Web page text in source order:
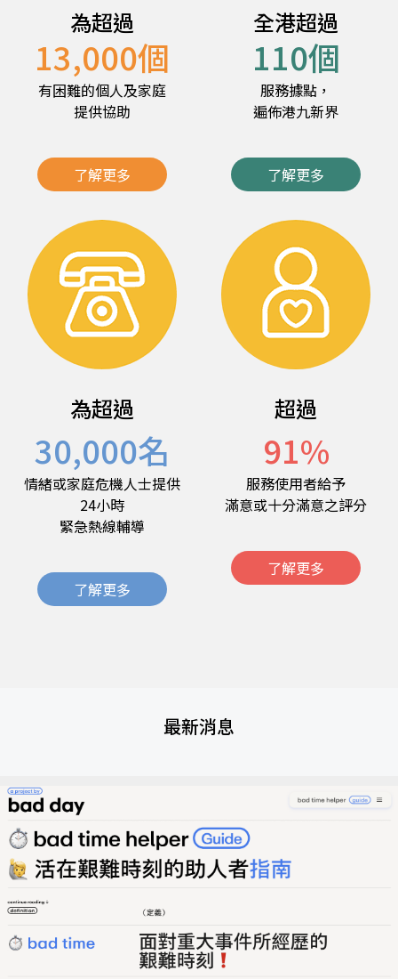
為超過
13,000個
有困難的個人及家庭
提供協助
了解更多
全港超過
110個
服務據點，
遍佈港九新界
了解更多
為超過
30,000名
情緒或家庭危機人士提供
24小時
緊急熱線輔導
了解更多
超過
91%
服務使用者給予
滿意或十分滿意之評分
了解更多
最新消息